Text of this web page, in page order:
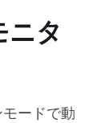
ニタ
ードで動